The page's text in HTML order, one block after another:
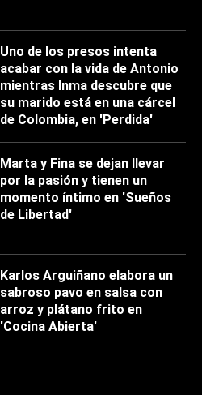
Uno de los presos intenta
acabar con la vida de Antonio
mientras Inma descubre que
su marido está en una cárcel
de Colombia, en 'Perdida'
Marta y Fina se dejan llevar
por la pasión y tienen un
momento íntimo en 'Sueños
de Libertad'
Karlos Arguiñano elabora un
sabroso pavo en salsa con
arroz y plátano frito en
'Cocina Abierta'